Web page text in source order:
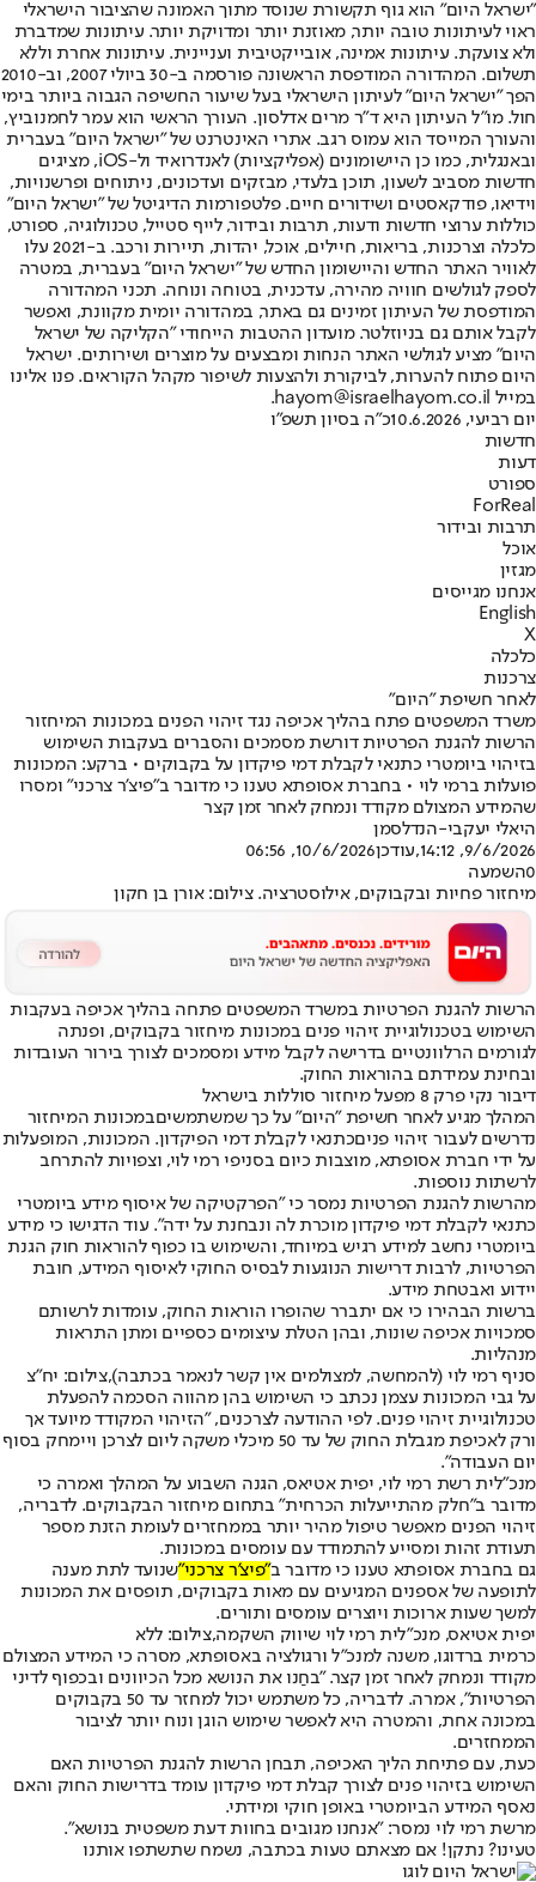
"ישראל היום" הוא גוף תקשורת שנוסד מתוך האמונה שהציבור הישראלי
ראוי לעיתונות טובה יותר, מאוזנת יותר ומדויקת יותר. עיתונות שמדברת
ולא צועקת. עיתונות אמינה, אובייקטיבית ועניינית. עיתונות אחרת וללא
תשלום. המהדורה המודפסת הראשונה פורסמה ב-30 ביולי 2007, וב-2010
הפך "ישראל היום" לעיתון הישראלי בעל שיעור החשיפה הגבוה ביותר בימי
חול. מו"ל העיתון היא ד"ר מרים אדלסון. העורך הראשי הוא עמר לחמנוביץ,
והעורך המייסד הוא עמוס רגב. אתרי האינטרנט של "ישראל היום" בעברית
ובאנגלית, כמו כן היישומונים (אפליקציות) לאנדרואיד ול-iOS, מציגים
חדשות מסביב לשעון, תוכן בלעדי, מבזקים ועדכונים, ניתוחים ופרשנויות,
וידיאו, פודקאסטים ושידורים חיים. פלטפורמות הדיגיטל של "ישראל היום"
כוללות ערוצי חדשות ודעות, תרבות ובידור, לייף סטייל, טכנולוגיה, ספורט,
כלכלה וצרכנות, בריאות, חיילים, אוכל, יהדות, תיירות ורכב. ב-2021 עלו
לאוויר האתר החדש והיישומון החדש של "ישראל היום" בעברית, במטרה
לספק לגולשים חוויה מהירה, עדכנית, בטוחה ונוחה. תכני המהדורה
המודפסת של העיתון זמינים גם באתר, במהדורה יומית מקוונת, ואפשר
לקבל אותם גם בניוזלטר. מועדון ההטבות הייחודי "הקליקה של ישראל
היום" מציע לגולשי האתר הנחות ומבצעים על מוצרים ושירותים. ישראל
היום פתוח להערות, לביקורת ולהצעות לשיפור מקהל הקוראים. פנו אלינו
במייל hayom@israelhayom.co.il.
יום רביעי, 10.6.2026
כ"ה בסיון תשפ"ו
חדשות
דעות
ספורט
ForReal
תרבות ובידור
אוכל
מגזין
אנחנו מגייסים
English
X
כלכלה
צרכנות
לאחר חשיפת "היום"
משרד המשפטים פתח בהליך אכיפה נגד זיהוי הפנים במכונות המיחזור
הרשות להגנת הפרטיות דורשת מסמכים והסברים בעקבות השימוש
בזיהוי ביומטרי כתנאי לקבלת דמי פיקדון על בקבוקים • ברקע: המכונות
פועלות ברמי לוי • בחברת אסופתא טענו כי מדובר ב"פיצ'ר צרכני" ומסרו
שהמידע המצולם מקודד ונמחק לאחר זמן קצר
היאלי יעקבי-הנדלסמן
9/6/2026, 14:12
,עודכן10/6/2026, 06:56
0השמעה
מיחזור פחיות ובקבוקים, אילוסטרציה. צילום: אורן בן חקון
הרשות להגנת הפרטיות במשרד המשפטים פתחה בהליך אכיפה בעקבות
השימוש בטכנולוגיית זיהוי פנים במכונות מיחזור בקבוקים, ופנתה
לגורמים הרלוונטיים בדרישה לקבל מידע ומסמכים לצורך בירור העובדות
ובחינת עמידתם בהוראות החוק.
דיבור נקי פרק 8 מפעל מיחזור סוללות בישראל
המהלך מגיע לאחר חשיפת "היום" על כך שמשתמשיםבמכונות המיחזור
נדרשים לעבור זיהוי פניםכתנאי לקבלת דמי הפיקדון. המכונות, המופעלות
על ידי חברת אסופתא, מוצבות כיום בסניפי רמי לוי, וצפויות להתרחב
לרשתות נוספות.
מהרשות להגנת הפרטיות נמסר כי "הפרקטיקה של איסוף מידע ביומטרי
כתנאי לקבלת דמי פיקדון מוכרת לה ונבחנת על ידה". עוד הדגישו כי מידע
ביומטרי נחשב למידע רגיש במיוחד, והשימוש בו כפוף להוראות חוק הגנת
הפרטיות, לרבות דרישות הנוגעות לבסיס החוקי לאיסוף המידע, חובת
יידוע ואבטחת מידע.
ברשות הבהירו כי אם יתברר שהופרו הוראות החוק, עומדות לרשותם
סמכויות אכיפה שונות, ובהן הטלת עיצומים כספיים ומתן התראות
מנהליות.
סניף רמי לוי (להמחשה, למצולמים אין קשר לנאמר בכתבה),צילום: יח"צ
על גבי המכונות עצמן נכתב כי השימוש בהן מהווה הסכמה להפעלת
טכנולוגיית זיהוי פנים. לפי ההודעה לצרכנים, "הזיהוי המקודד מיועד אך
ורק לאכיפת מגבלת החוק של עד 50 מיכלי משקה ליום לצרכן ויימחק בסוף
יום העבודה".
מנכ"לית רשת רמי לוי, יפית אטיאס, הגנה השבוע על המהלך ואמרה כי
מדובר ב"חלק מהתייעלות הכרחית" בתחום מיחזור הבקבוקים. לדבריה,
זיהוי הפנים מאפשר טיפול מהיר יותר בממחזרים לעומת הזנת מספר
תעודת זהות ומסייע להתמודד עם עומסים במכונות.
גם בחברת אסופתא טענו כי מדובר ב"פיצ'ר צרכני"שנועד לתת מענה
לתופעה של אספנים המגיעים עם מאות בקבוקים, תופסים את המכונות
למשך שעות ארוכות ויוצרים עומסים ותורים.
יפית אטיאס, מנכ"לית רמי לוי שיווק השקמה,צילום: ללא
כרמית ברדוגו, משנה למנכ"ל ורגולציה באסופתא, מסרה כי המידע המצולם
מקודד ונמחק לאחר זמן קצר. "בחַנו את הנושא מכל הכיוונים ובכפוף לדיני
הפרטיות", אמרה. לדבריה, כל משתמש יכול למחזר עד 50 בקבוקים
במכונה אחת, והמטרה היא לאפשר שימוש הוגן ונוח יותר לציבור
הממחזרים.
כעת, עם פתיחת הליך האכיפה, תבחן הרשות להגנת הפרטיות האם
השימוש בזיהוי פנים לצורך קבלת דמי פיקדון עומד בדרישות החוק והאם
נאסף המידע הביומטרי באופן חוקי ומידתי.
מרשת רמי לוי נמסר: "אנחנו מגובים בחוות דעת משפטית בנושא".
טעינו? נתקן! אם מצאתם טעות בכתבה, נשמח שתשתפו אותנו